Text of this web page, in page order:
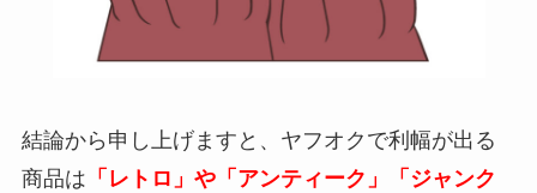
結論から申し上げますと、ヤフオクで利幅が出る
商品は 「レトロ」や「アンティーク」「ジャンク